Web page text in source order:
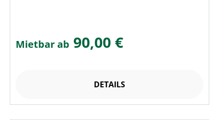
Mietbar ab 90,00 €
DETAILS